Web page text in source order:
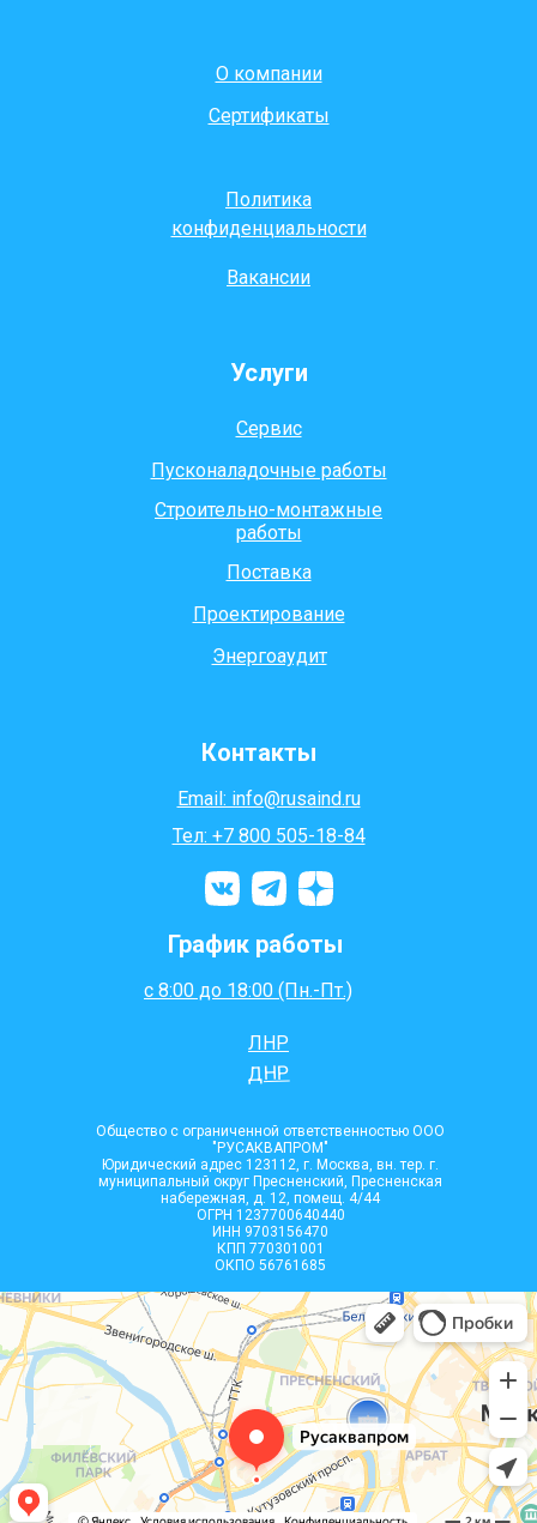
О компании
Сертификаты
Услуги
Проектирование
Контакты
Email: info@rusaind.ru
Тел: +7 800 505-18-84
Общество с ограниченной ответственностью ООО
"РУСАКВАПРОМ"
Юридический адрес 123112, г. Москва, вн. тер. г.
муниципальный округ Пресненский, Пресненская
набережная, д. 12, помещ. 4/44
ОГРН 1237700640440
ИНН 9703156470
КПП 770301001
ОКПО 56761685
Энергоаудит
Политика
конфиденциальности
Поставка
Строительно-монтажные
работы
Пусконаладочные работы
Сервис
Вакансии
ДНР
ЛНР
с 8:00 до 18:00 (Пн.-Пт.)
График работы